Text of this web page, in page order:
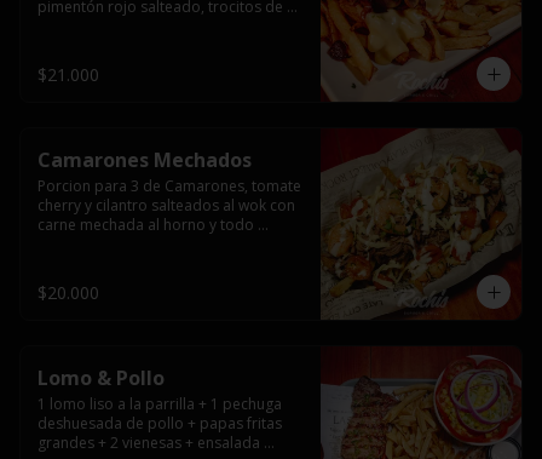
pimentón rojo salteado, trocitos de
papas fritas.
$21.000
Camarones Mechados
Porcion para 3 de Camarones, tomate
cherry y cilantro salteados al wok con
carne mechada al horno y todo
casera.
$20.000
Lomo & Pollo
1 lomo liso a la parrilla + 1 pechuga
deshuesada de pollo + papas fritas
grandes + 2 vienesas + ensalada